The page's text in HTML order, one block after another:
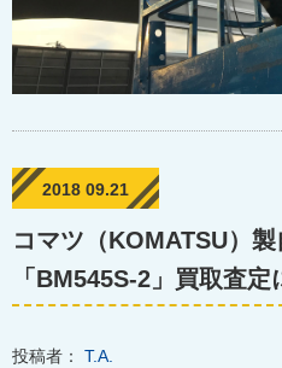
2018 09.21
コマツ（KOMATSU）
「BM545S-2」買取査定
投稿者： T.A.